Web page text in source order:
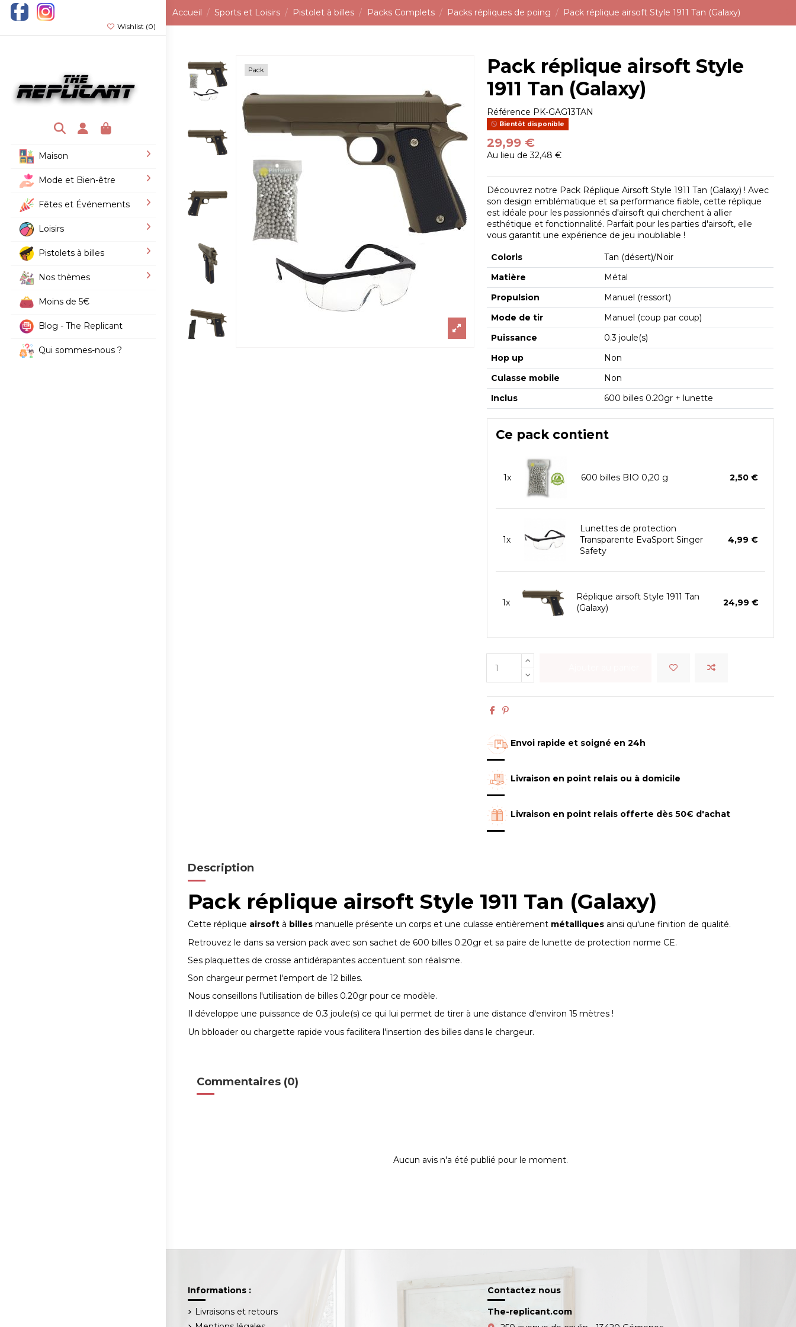
Wishlist (0)
Maison
Mode et Bien-être
Fêtes et Événements
Loisirs
Pistolets à billes
Nos thèmes
Moins de 5€
Blog - The Replicant
Qui sommes-nous ?
Accueil Sports et Loisirs Pistolet à billes Packs Complets Packs répliques de poing Pack réplique airsoft Style 1911 Tan (Galaxy)
Pack
Pack réplique airsoft Style
1911 Tan (Galaxy)
Référence PK-GAG13TAN
Bientôt disponible
29,99 €
Au lieu de 32,48 €
Découvrez notre Pack Réplique Airsoft Style 1911 Tan (Galaxy) ! Avec
son design emblématique et sa performance fiable, cette réplique
est idéale pour les passionnés d'airsoft qui cherchent à allier
esthétique et fonctionnalité. Parfait pour les parties d'airsoft, elle
vous garantit une expérience de jeu inoubliable !
Coloris
Tan (désert)/Noir
Matière
Métal
Propulsion
Manuel (ressort)
Mode de tir
Manuel (coup par coup)
Puissance
0.3 joule(s)
Hop up
Non
Culasse mobile
Non
Inclus
600 billes 0.20gr + lunette
Ce pack contient
1x 600 billes BIO 0,20 g 2,50 €
1x
Lunettes de protection
Transparente EvaSport Singer
Safety
4,99 €
1x
Réplique airsoft Style 1911 Tan
(Galaxy)
24,99 €
Envoi rapide et soigné en 24h
Livraison en point relais ou à domicile
Livraison en point relais offerte dès 50€ d'achat
Description
Pack réplique airsoft Style 1911 Tan (Galaxy)
Cette réplique airsoft à billes manuelle présente un corps et une culasse entièrement métalliques ainsi qu'une finition de qualité.
Retrouvez le dans sa version pack avec son sachet de 600 billes 0.20gr et sa paire de lunette de protection norme CE.
Ses plaquettes de crosse antidérapantes accentuent son réalisme.
Son chargeur permet l'emport de 12 billes.
Nous conseillons l'utilisation de billes 0.20gr pour ce modèle.
Il développe une puissance de 0.3 joule(s) ce qui lui permet de tirer à une distance d'environ 15 mètres !
Un bbloader ou chargette rapide vous facilitera l'insertion des billes dans le chargeur.
Commentaires (0)
Aucun avis n'a été publié pour le moment.
Informations :
Livraisons et retours
Contactez nous
The-replicant.com